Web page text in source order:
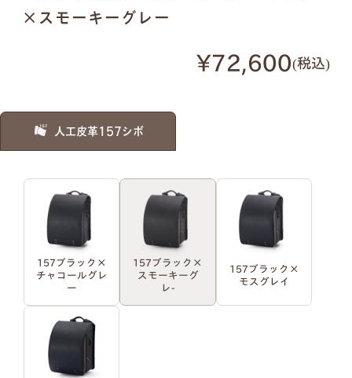
×スモーキーグレー
¥72,600 税込
人工皮革157シボ
157ブラック×
チャコールグレ
ー
157ブラック×
スモーキーグ
レ-
157ブラック×
モスグレイ
●様々なパターンで印字が可能です。下記は入力例
例2）苗字を略称 明朝体
例3）下の名前のみ 明朝体
例5）苗字を略称 筆記体 例6）下の名前のみ 筆記体
例1）フルネーム 明朝体 例2）苗字を略称 明朝体
例3）下の名前のみ 明朝体